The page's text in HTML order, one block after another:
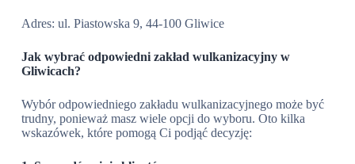
Adres: ul. Piastowska 9, 44-100 Gliwice
Jak wybrać odpowiedni zakład wulkanizacyjny w
Gliwicach?
Wybór odpowiedniego zakładu wulkanizacyjnego może być
trudny, ponieważ masz wiele opcji do wyboru. Oto kilka
wskazówek, które pomogą Ci podjąć decyzję: